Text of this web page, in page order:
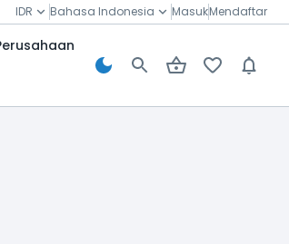
IDR Bahasa Indonesia MasukMendaftar